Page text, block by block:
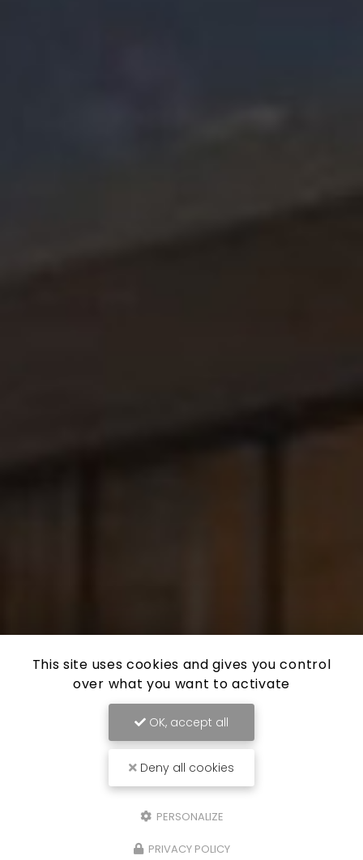
This site uses cookies and gives you control
over what you want to activate
OK, accept all
Deny all cookies
PERSONALIZE
PRIVACY POLICY